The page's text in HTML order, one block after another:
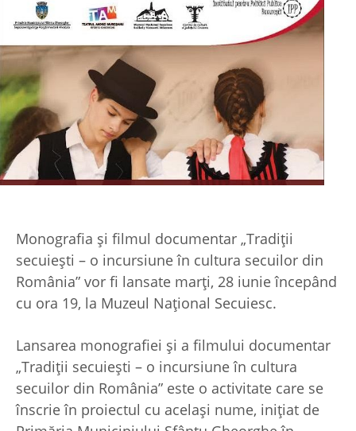
Monografia şi filmul documentar „Tradiţii
secuieşti – o incursiune în cultura secuilor din
România” vor fi lansate marți, 28 iunie începând
cu ora 19, la Muzeul Național Secuiesc.
Lansarea monografiei şi a filmului documentar
„Tradiţii secuieşti – o incursiune în cultura
secuilor din România” este o activitate care se
înscrie în proiectul cu acelaşi nume, iniţiat de